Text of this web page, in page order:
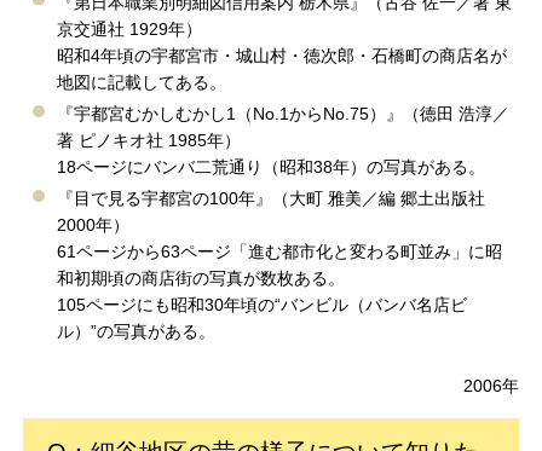
京交通社 1929年）
昭和4年頃の宇都宮市・城山村・徳次郎・石橋町の商店名が
地図に記載してある。
『宇都宮むかしむかし1（No.1からNo.75）』（徳田 浩淳／
著 ピノキオ社 1985年）
18ページにバンバ二荒通り（昭和38年）の写真がある。
『目で見る宇都宮の100年』（大町 雅美／編 郷土出版社
2000年）
61ページから63ページ「進む都市化と変わる町並み」に昭
和初期頃の商店街の写真が数枚ある。
105ページにも昭和30年頃の“バンビル（バンバ名店ビ
ル）”の写真がある。
2006年